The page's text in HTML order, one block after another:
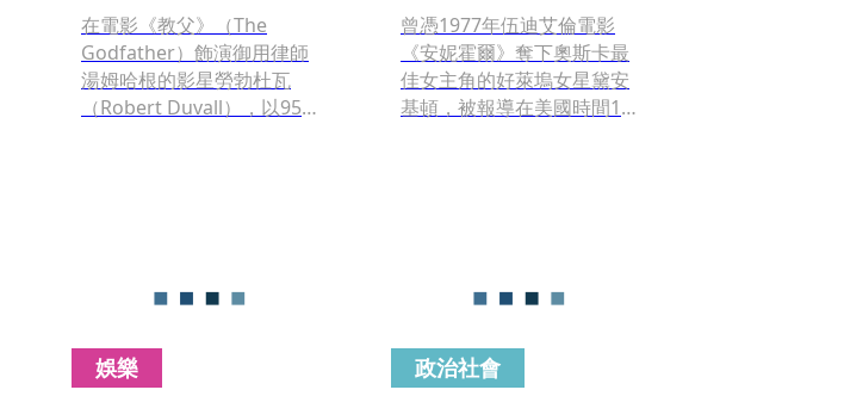
在電影《教父》（The
Godfather）飾演御用律師
湯姆哈根的影星勞勃杜瓦
（Robert Duvall），以95歲
曾憑1977年伍迪艾倫電影
《安妮霍爾》奪下奧斯卡最
佳女主角的好萊塢女星黛安
基頓，被報導在美國時間11
娛樂
政治社會